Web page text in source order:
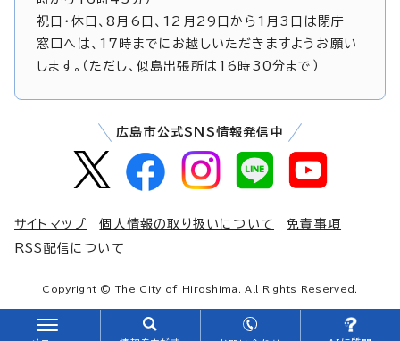
祝日・休日、8月6日、12月29日から1月3日は閉庁
窓口へは、17時までにお越しいただきますようお願い
します。（ただし、似島出張所は16時30分まで）
広島市公式SNS情報発信中
サイトマップ 個人情報の取り扱いについて
免責事項
RSS配信について
Copyright © The City of Hiroshima. All Rights Reserved.